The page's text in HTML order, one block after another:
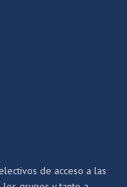
de acceso a las